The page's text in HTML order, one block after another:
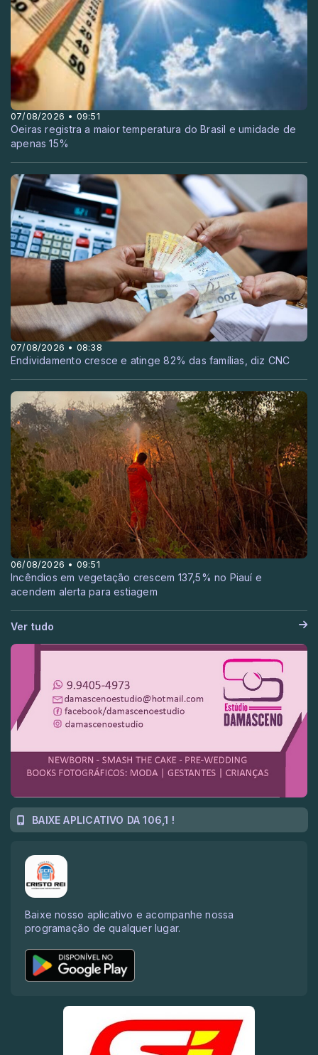
07/08/2026 • 09:51
Oeiras registra a maior temperatura do Brasil e umidade de
apenas 15%
07/08/2026 • 08:38
Endividamento cresce e atinge 82% das famílias, diz CNC
06/08/2026 • 09:51
Incêndios em vegetação crescem 137,5% no Piauí e
acendem alerta para estiagem
Ver tudo
BAIXE APLICATIVO DA 106,1 !
Baixe nosso aplicativo e acompanhe nossa
programação de qualquer lugar.